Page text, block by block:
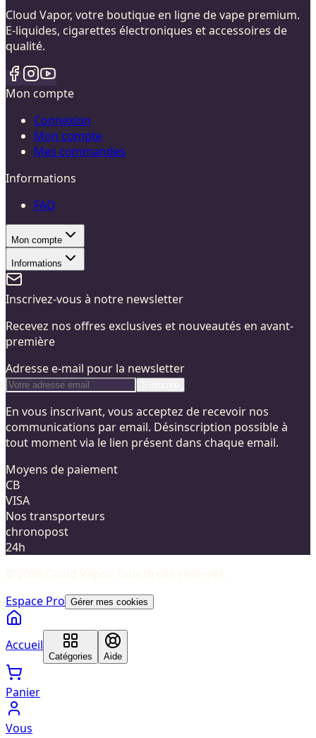
Cloud Vapor, votre boutique en ligne de vape premium.
E-liquides, cigarettes électroniques et accessoires de
qualité.
Mon compte
Connexion
Mon compte
Mes commandes
Informations
FAQ
Mon compte
Informations
Inscrivez-vous à notre newsletter
Recevez nos offres exclusives et nouveautés en avant-
première
Adresse e-mail pour la newsletter
En vous inscrivant, vous acceptez de recevoir nos
communications par email. Désinscription possible à
tout moment via le lien présent dans chaque email.
Moyens de paiement
CB
VISA
Nos transporteurs
chronopost
24h
© 2026 Cloud Vapor. Tous droits réservés.
Espace Pro Gérer mes cookies
Accueil
Catégories Aide
Panier
Vous